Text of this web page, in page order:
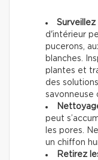
Surveillez
d'intérieur
pucerons,
blanches.
plantes et
des
savonneuse
peut
les pores.
un chiffon
Retirez